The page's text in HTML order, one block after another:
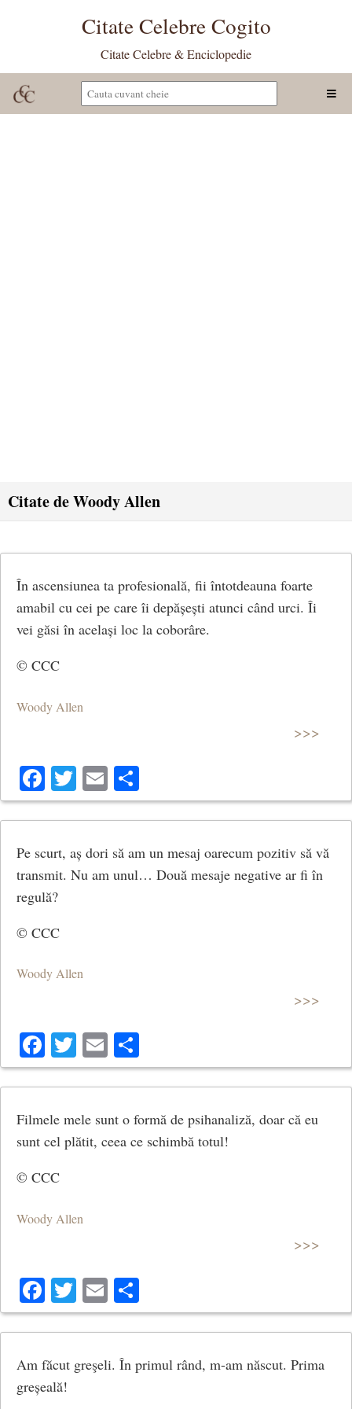
Citate Celebre Cogito
Citate Celebre & Enciclopedie
Citate de Woody Allen
În ascensiunea ta profesională, fii întotdeauna foarte
amabil cu cei pe care îi depășești atunci când urci. Îi
vei găsi în același loc la coborâre.
© CCC
Woody Allen
>>>
Facebook
Twitter
Email
Pe scurt, aș dori să am un mesaj oarecum pozitiv să vă
transmit. Nu am unul… Două mesaje negative ar fi în
regulă?
© CCC
Woody Allen
>>>
Facebook
Twitter
Email
Filmele mele sunt o formă de psihanaliză, doar că eu
sunt cel plătit, ceea ce schimbă totul!
© CCC
Woody Allen
>>>
Facebook
Twitter
Email
Am făcut greşeli. În primul rând, m-am născut. Prima
greșeală!